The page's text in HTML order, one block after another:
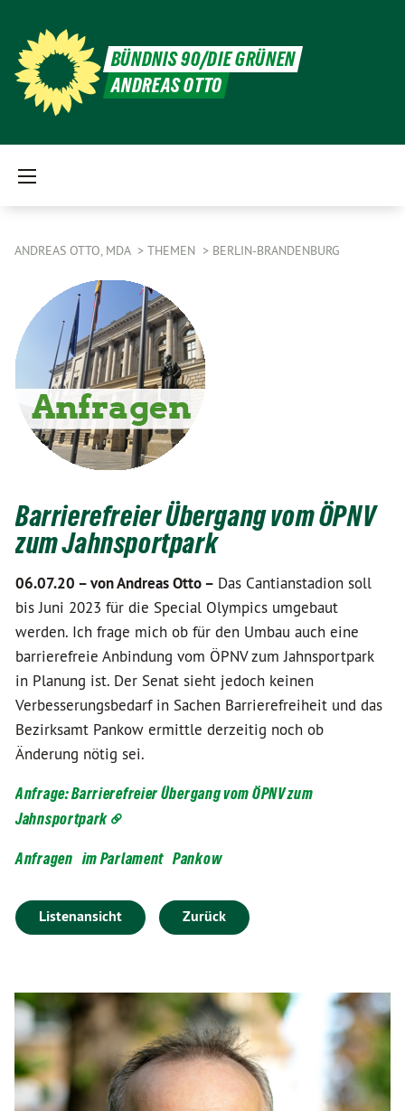
BÜNDNIS 90/DIE GRÜNEN
ANDREAS OTTO
ANDREAS OTTO, MDA THEMEN BERLIN-BRANDENBURG
Barrierefreier Übergang vom ÖPNV
zum Jahnsportpark
06.07.20 –von Andreas Otto – Das Cantianstadion soll
bis Juni 2023 für die Special Olympics umgebaut
werden. Ich frage mich ob für den Umbau auch eine
barrierefreie Anbindung vom ÖPNV zum Jahnsportpark
in Planung ist. Der Senat sieht jedoch keinen
Verbesserungsbedarf in Sachen Barrierefreiheit und das
Bezirksamt Pankow ermittle derzeitig noch ob
Änderung nötig sei.
Anfrage: Barrierefreier Übergang vom ÖPNV zum
Jahnsportpark
Anfragen im Parlament Pankow
Listenansicht Zurück